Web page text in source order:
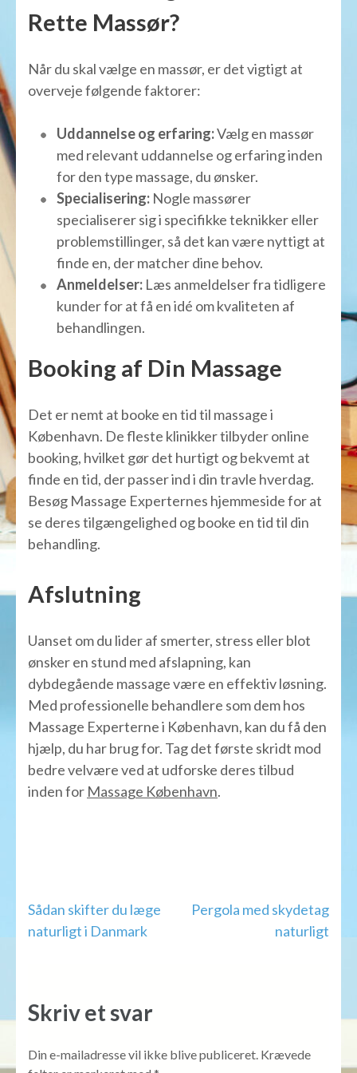
Rette Massør?
Når du skal vælge en massør, er det vigtigt at
overveje følgende faktorer:
Uddannelse og erfaring:Vælg en massør
med relevant uddannelse og erfaring inden
for den type massage, du ønsker.
Specialisering: Nogle massører
specialiserer sig i specifikke teknikker eller
problemstillinger, så det kan være nyttigt at
finde en, der matcher dine behov.
Anmeldelser: Læs anmeldelser fra tidligere
kunder for at få en idé om kvaliteten af
behandlingen.
Booking af Din Massage
Det er nemt at booke en tid til massage i
København. De fleste klinikker tilbyder online
booking, hvilket gør det hurtigt og bekvemt at
finde en tid, der passer ind i din travle hverdag.
Besøg Massage Experternes hjemmeside for at
se deres tilgængelighed og booke en tid til din
behandling.
Afslutning
Uanset om du lider af smerter, stress eller blot
ønsker en stund med afslapning, kan
dybdegående massage være en effektiv løsning.
Med professionelle behandlere som dem hos
Massage Experterne i København, kan du få den
hjælp, du har brug for. Tag det første skridt mod
bedre velvære ved at udforske deres tilbud
inden for Massage København.
Indlægsnavigation
Sådan skifter du læge
naturligt i Danmark
Pergola med skydetag
naturligt
Skriv et svar
Din e-mailadresse vil ikke blive publiceret. Krævede